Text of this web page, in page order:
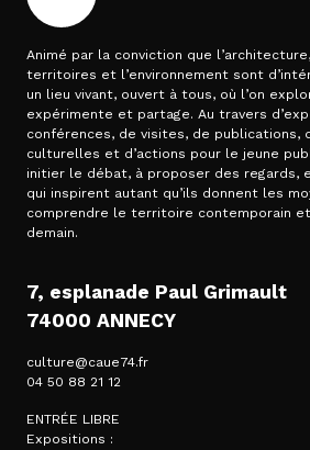
Animé par la conviction que
territoires et l’environnement sont
un lieu vivant, ouvert à tous, où l’on
expérimente et partage. Au travers
conférences, de visites, de publications,
culturelles et d’actions pour le jeune
initier le débat, à proposer des regards,
qui inspirent autant qu’ils donnent les
comprendre le territoire contemporain
demain.
7, esplanade Paul Grimault
74000 ANNECY
culture@caue74.fr
04 50 88 21 12
ENTRÉE LIBRE
Expositions :